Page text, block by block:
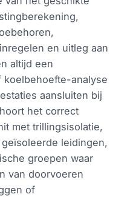
en uitleg aan
altijd een
koelbehoefte-analyse
aansluiten bij
het correct
met trillingsisolatie,
leidingen,
groepen waar
van doorvoeren
of